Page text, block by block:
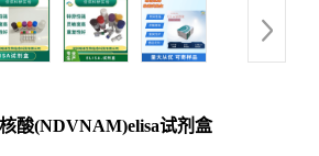
酸(NDVNAM)elisa试剂盒